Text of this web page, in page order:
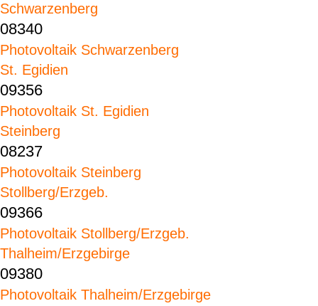
Schwarzenberg
08340
Photovoltaik Schwarzenberg
St. Egidien
09356
Photovoltaik St. Egidien
Steinberg
08237
Photovoltaik Steinberg
Stollberg/Erzgeb.
09366
Photovoltaik Stollberg/Erzgeb.
Thalheim/Erzgebirge
09380
Photovoltaik Thalheim/Erzgebirge